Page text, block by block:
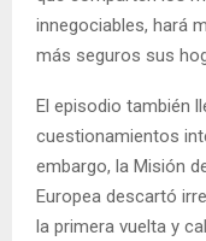
innegociables, hará
más seguros sus
El episodio también
cuestionamientos
embargo, la Misión
Europea descartó
la primera vuelta y